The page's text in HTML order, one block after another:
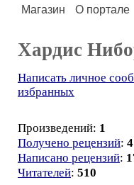
Магазин
О портале
Хардис
Написать личное
избранных
Произведений: 1
Получено рецензий: 4
Написано рецензий:
Читателей: 510